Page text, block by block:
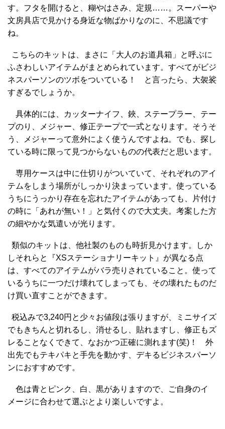
す。フタを開けると、糊やはさみ、定規……。スーパーや
文房具店で見かける身近な物ばかりなのに、不思議です
ね。
こちらのキットは、まさに「大人のお道具箱」と呼ぶに
ふさわしいアイテムがまとめられています。すべてがビジ
ネスパーソンのツボをついている！ と言ったら、大袈裟
すぎるでしょうか。
具体的には、カッターナイフ、鋏、ステープラー、テー
プのり、メジャー、修正テープで一式となります。そうそ
う、メジャーって意外によく使うんですよね。でも、探し
ている時に限って見つからないものの代表だと思います。
専用ケースは中に仕切りがついていて、それぞれのアイ
テムをしまう場所がしっかり決まっています。使っている
うちにうっかり存在を忘れたアイテムがあっても、片付け
の時に「あれが無い！」と気付くので大丈夫。考案した方
の細やかな気遣いが光ります。
類似のキットは、他社製のものも時折見かけます。しか
しそれらと『XSステーショナリーキット』が異なる点
は、すべてのアイテムがバラ売りされていること。使って
いるうちに一つだけ壊れてしまっても、その壊れたものだ
け買い直すことができます。
税込みで3,240円と少々お値段は張りますが、ミニサイズ
でもきちんと切れるし、消せるし、貼れますし、修正もズ
レることなくできて、なおかつ正確に測れます(笑)！ 外
出先でもテキパキと手先を動かす、デキるビジネスパーソ
ンにおすすめです。
色は青とピンク、白、黒がありますので、ご自身のイ
メージに合わせて選ぶとより楽しいですよ。